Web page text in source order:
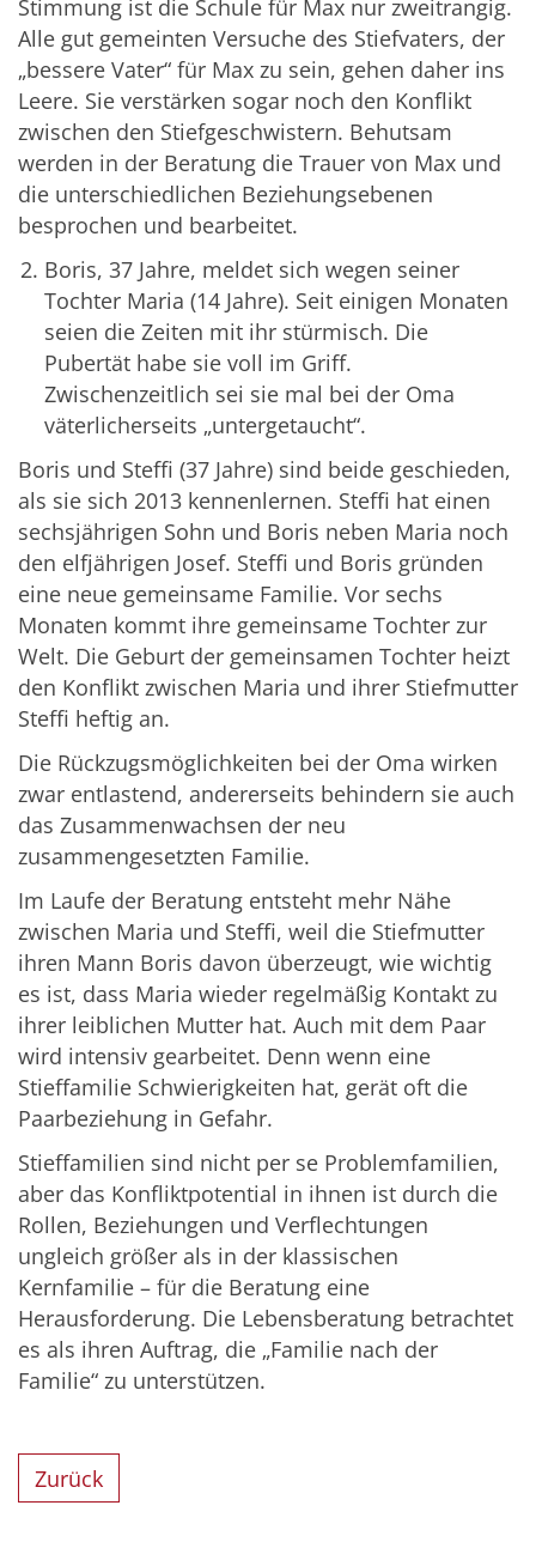
Stimmung ist die Schule für Max nur zweitrangig.
Alle gut gemeinten Versuche des Stiefvaters, der
„bessere Vater“ für Max zu sein, gehen daher ins
Leere. Sie verstärken sogar noch den Konflikt
zwischen den Stiefgeschwistern. Behutsam
werden in der Beratung die Trauer von Max und
die unterschiedlichen Beziehungsebenen
besprochen und bearbeitet.
Boris, 37 Jahre, meldet sich wegen seiner
Tochter Maria (14 Jahre). Seit einigen Monaten
seien die Zeiten mit ihr stürmisch. Die
Pubertät habe sie voll im Griff.
Zwischenzeitlich sei sie mal bei der Oma
väterlicherseits „untergetaucht“.
Boris und Steffi (37 Jahre) sind beide geschieden,
als sie sich 2013 kennenlernen. Steffi hat einen
sechsjährigen Sohn und Boris neben Maria noch
den elfjährigen Josef. Steffi und Boris gründen
eine neue gemeinsame Familie. Vor sechs
Monaten kommt ihre gemeinsame Tochter zur
Welt. Die Geburt der gemeinsamen Tochter heizt
den Konflikt zwischen Maria und ihrer Stiefmutter
Steffi heftig an.
Die Rückzugsmöglichkeiten bei der Oma wirken
zwar entlastend, andererseits behindern sie auch
das Zusammenwachsen der neu
zusammengesetzten Familie.
Im Laufe der Beratung entsteht mehr Nähe
zwischen Maria und Steffi, weil die Stiefmutter
ihren Mann Boris davon überzeugt, wie wichtig
es ist, dass Maria wieder regelmäßig Kontakt zu
ihrer leiblichen Mutter hat. Auch mit dem Paar
wird intensiv gearbeitet. Denn wenn eine
Stieffamilie Schwierigkeiten hat, gerät oft die
Paarbeziehung in Gefahr.
Stieffamilien sind nicht per se Problemfamilien,
aber das Konfliktpotential in ihnen ist durch die
Rollen, Beziehungen und Verflechtungen
ungleich größer als in der klassischen
Kernfamilie – für die Beratung eine
Herausforderung. Die Lebensberatung betrachtet
es als ihren Auftrag, die „Familie nach der
Familie“ zu unterstützen.
Zurück